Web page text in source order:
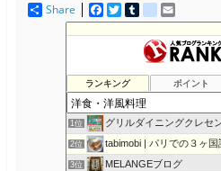
Share
F
a
c
o
o
k
T
w
i
e
r
T
u
m
b
d
e
l
i
c
o
u
s
m
a
i
l
ランキング ポイント
1位 グリルダイニングクレセ
2位 tabimobi | パリでの３ヶ国
3位 MELANGEブログ